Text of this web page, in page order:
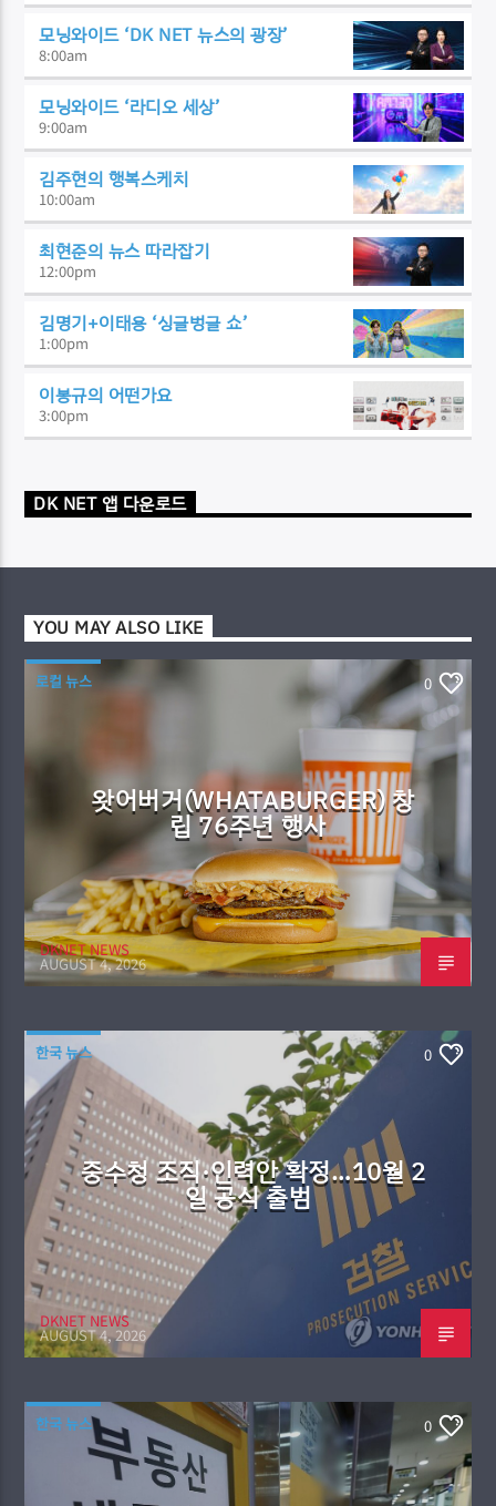
모닝와이드 ‘DK NET 뉴스의 광장’
8:00am
모닝와이드 ‘라디오 세상’
9:00am
김주현의 행복스케치
10:00am
최현준의 뉴스 따라잡기
12:00pm
김명기+이태용 ‘싱글벙글 쇼’
1:00pm
이봉규의 어떤가요
3:00pm
DK NET 앱 다운로드
YOU MAY ALSO LIKE
로컬 뉴스 0
왓어버거(WHATABURGER) 창
립 76주년 행사
DKNET NEWS
AUGUST 4, 2026
한국 뉴스 0
중수청 조직·인력안 확정…10월 2
일 공식 출범
DKNET NEWS
AUGUST 4, 2026
한국 뉴스 0